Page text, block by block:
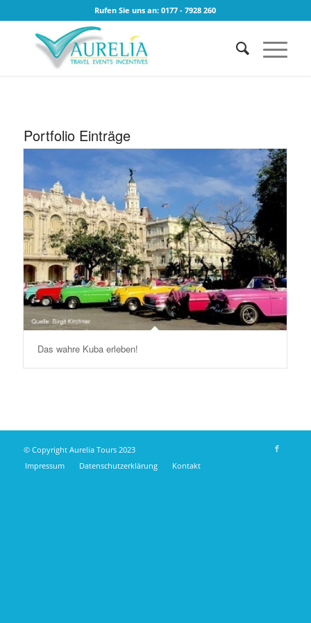
Rufen Sie uns an: 0177 - 7928 260
Portfolio Einträge
Das wahre Kuba erleben!
© Copyright Aurelia Tours 2023
Impressum
Datenschutzerklärung Kontakt